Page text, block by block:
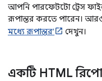
আপনি পারফেটটো ট্রেস
রূপান্তর করতে পারেন।
মধ্যে রূপান্তর’
দেখুন।
একটি HTML